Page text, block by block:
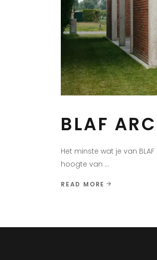
BLAF
Het minste wat je van
hoogte van
READ MORE